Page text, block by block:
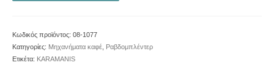
Κωδικός προϊόντος: 08-1077
Κατηγορίες: Μηχανήματα καφέ Ραβδομπλέντερ
Ετικέτα: KARAMANIS